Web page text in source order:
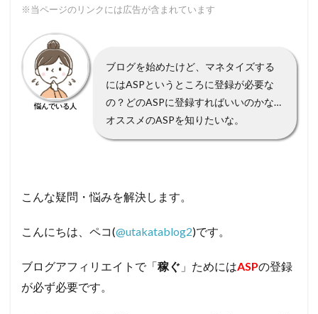
※当ページのリンクには広告が含まれています
悩んでいる人
ブログを始めたけど、マネタイズする
にはASPというところに登録が必要な
の？どのASPに登録すればいいのかな…
オススメのASPを知りたいな。
こんな疑問・悩みを解決します。
こんにちは、ペコ(@utakatablog2)です。
ブログアフィリエイトで「稼ぐ 」ためにはASPの登録
が必ず必要です。